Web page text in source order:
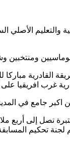
والتعليم الأصلي
القادرية
غرب افريقيا
اكبر جامع في
تصل إلى أربع
لجنة تحكيم